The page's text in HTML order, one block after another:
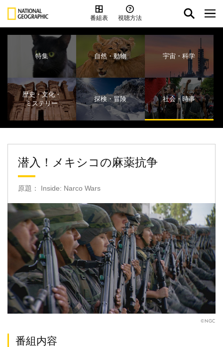
番組表 視聴方法
特集 自然・動物 宇宙・科学
歴史・文化・
ミステリー
探検・冒険 社会・時事
潜入！メキシコの麻薬抗争
原題： Inside: Narco Wars
©NGC
番組内容